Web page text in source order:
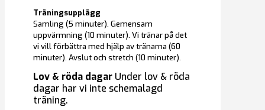
Träningsupplägg
Samling (5 minuter). Gemensam
uppvärmning (10 minuter). Vi tränar på det
vi vill förbättra med hjälp av tränarna (60
minuter). Avslut och stretch (10 minuter).
Lov & röda dagarUnder lov & röda
dagar har vi inte schemalagd
träning.